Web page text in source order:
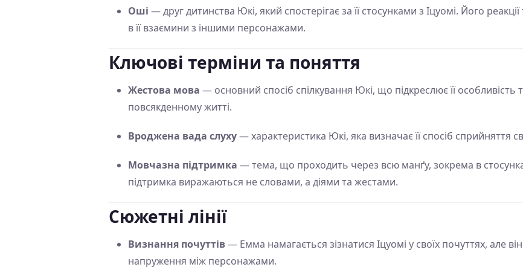
Оші — друг дитинства Юкі, який спостерігає за її стосунками з Іцуомі. Його
в її взаємини з іншими персонажами.
Ключові терміни та поняття
Жестова мова — основний спосіб спілкування Юкі, що підкреслює її особливість
повсякденному житті.
Вроджена вада слуху— характеристика Юкі, яка визначає її спосіб сприйняття
Мовчазна підтримка — тема, що проходить через всю манґу, зокрема в
підтримка виражаються не словами, а діями та жестами.
Сюжетні лінії
Визнання почуттів— Емма намагається зізнатися Іцуомі у своїх почуттях, але
напруження між персонажами.